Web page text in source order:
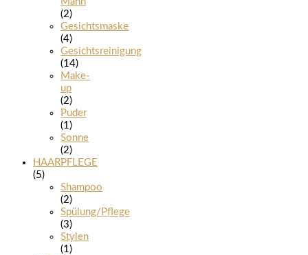
(2)
Gesichtsmaske
(4)
Gesichtsreinigung
(14)
Make-
up
(2)
Puder
(1)
Sonne
(2)
HAARPFLEGE
(5)
Shampoo
(2)
Spülung/Pflege
(3)
Stylen
(1)